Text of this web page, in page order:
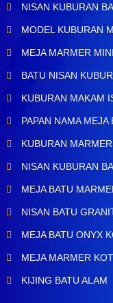
NISAN KUBURAN
MODEL KUBURAN
MEJA MARMER
BATU NISAN
KUBURAN MAKAM
PAPAN NAMA MEJA
KUBURAN
NISAN KUBURAN
MEJA BATU
NISAN BATU
MEJA BATU ONYX
MEJA MARMER
KIJING BATU ALAM